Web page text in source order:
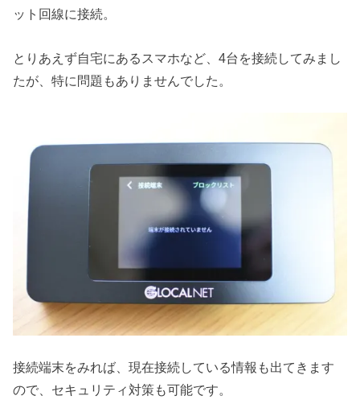
ット回線に接続。
とりあえず自宅にあるスマホなど、4台を接続してみまし
たが、特に問題もありませんでした。
接続端末をみれば、現在接続している情報も出てきます
ので、セキュリティ対策も可能です。